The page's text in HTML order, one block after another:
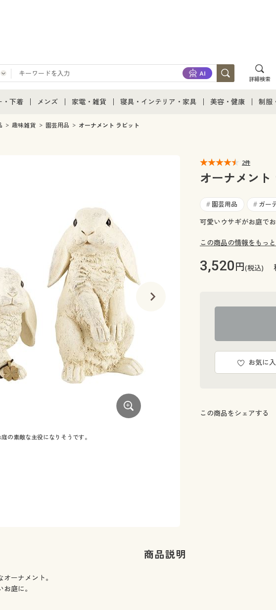
詳細検索
・下着
・下着通販すべて
メンズ
メンズ通販すべて
家電・雑貨
家電・雑貨すべて
寝具・インテリア・家具
寝具・インテリア・家具通販すべて
カーテン・ラグ・ファブリック
美容・健康 制服
ジ
趣味雑貨 園芸用品 オーナメント ラビット
の素敵な主役になりそうです。
2件
オーナメント
# 園芸用品 # ガー
可愛いウサギがお庭で
この商品の情報をもっ
3,520円(税込)
お気に
この商品をシェアする
商品説明
ーナメント。
庭に。